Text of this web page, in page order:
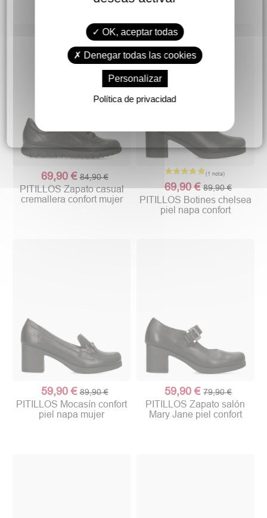
69,90 € 84,90 €
PITILLOS Zapato casual
cremallera confort mujer
69,90 € 89,90 €
PITILLOS Botines chelsea
piel napa confort
59,90 € 89,90 €
PITILLOS Mocasín confort
piel napa mujer
59,90 € 79,90 €
PITILLOS Zapato salón
Mary Jane piel confort
OK, aceptar todas
Denegar todas las cookies
Personalizar
Política de privacidad